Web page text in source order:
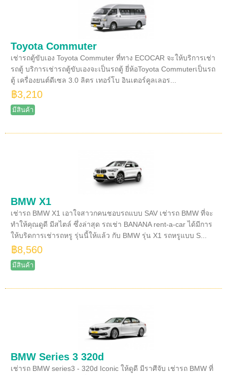
Toyota Commuter
เช่ารถตู้ขับเอง Toyota Commuter ที่ทาง ECOCAR จะให้บริการเช่า
รถตู้ บริการเช่ารถตู้ขับเองจะเป็นรถตู้ ยี่ห้อToyota Commuterเป็นรถ
ตู้ เครื่องยนต์ดีเซล 3.0 ลิตร เทอร์โบ อินเตอร์คูลเลอร...
฿3,210
มีสินค้า
BMW X1
เช่ารถ BMW X1 เอาใจสาวกคนชอบรถแบบ SAV เช่ารถ BMW ที่จะ
ทำให้คุณดูดี มีสไตล์ ซึ่งล่าสุด รถเช่า BANANA rent-a-car ได้มีการ
ให้บริดการเช่ารถหรู รุ่นนี้ให้แล้ว กับ BMW รุ่น X1 รถหรูแบบ S...
฿8,560
มีสินค้า
BMW Series 3 320d
เช่ารถ BMW series3 - 320d Iconic ให้ดูดี มีราศีจับ เช่ารถ BMW ที่